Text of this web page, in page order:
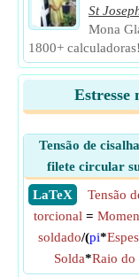
St
Mona
1800+ calculadoras!
Estresse
Tensão de
filete circular
​ LaTeX
Tensão
torcional =
soldado/(pi*
Solda*Raio do